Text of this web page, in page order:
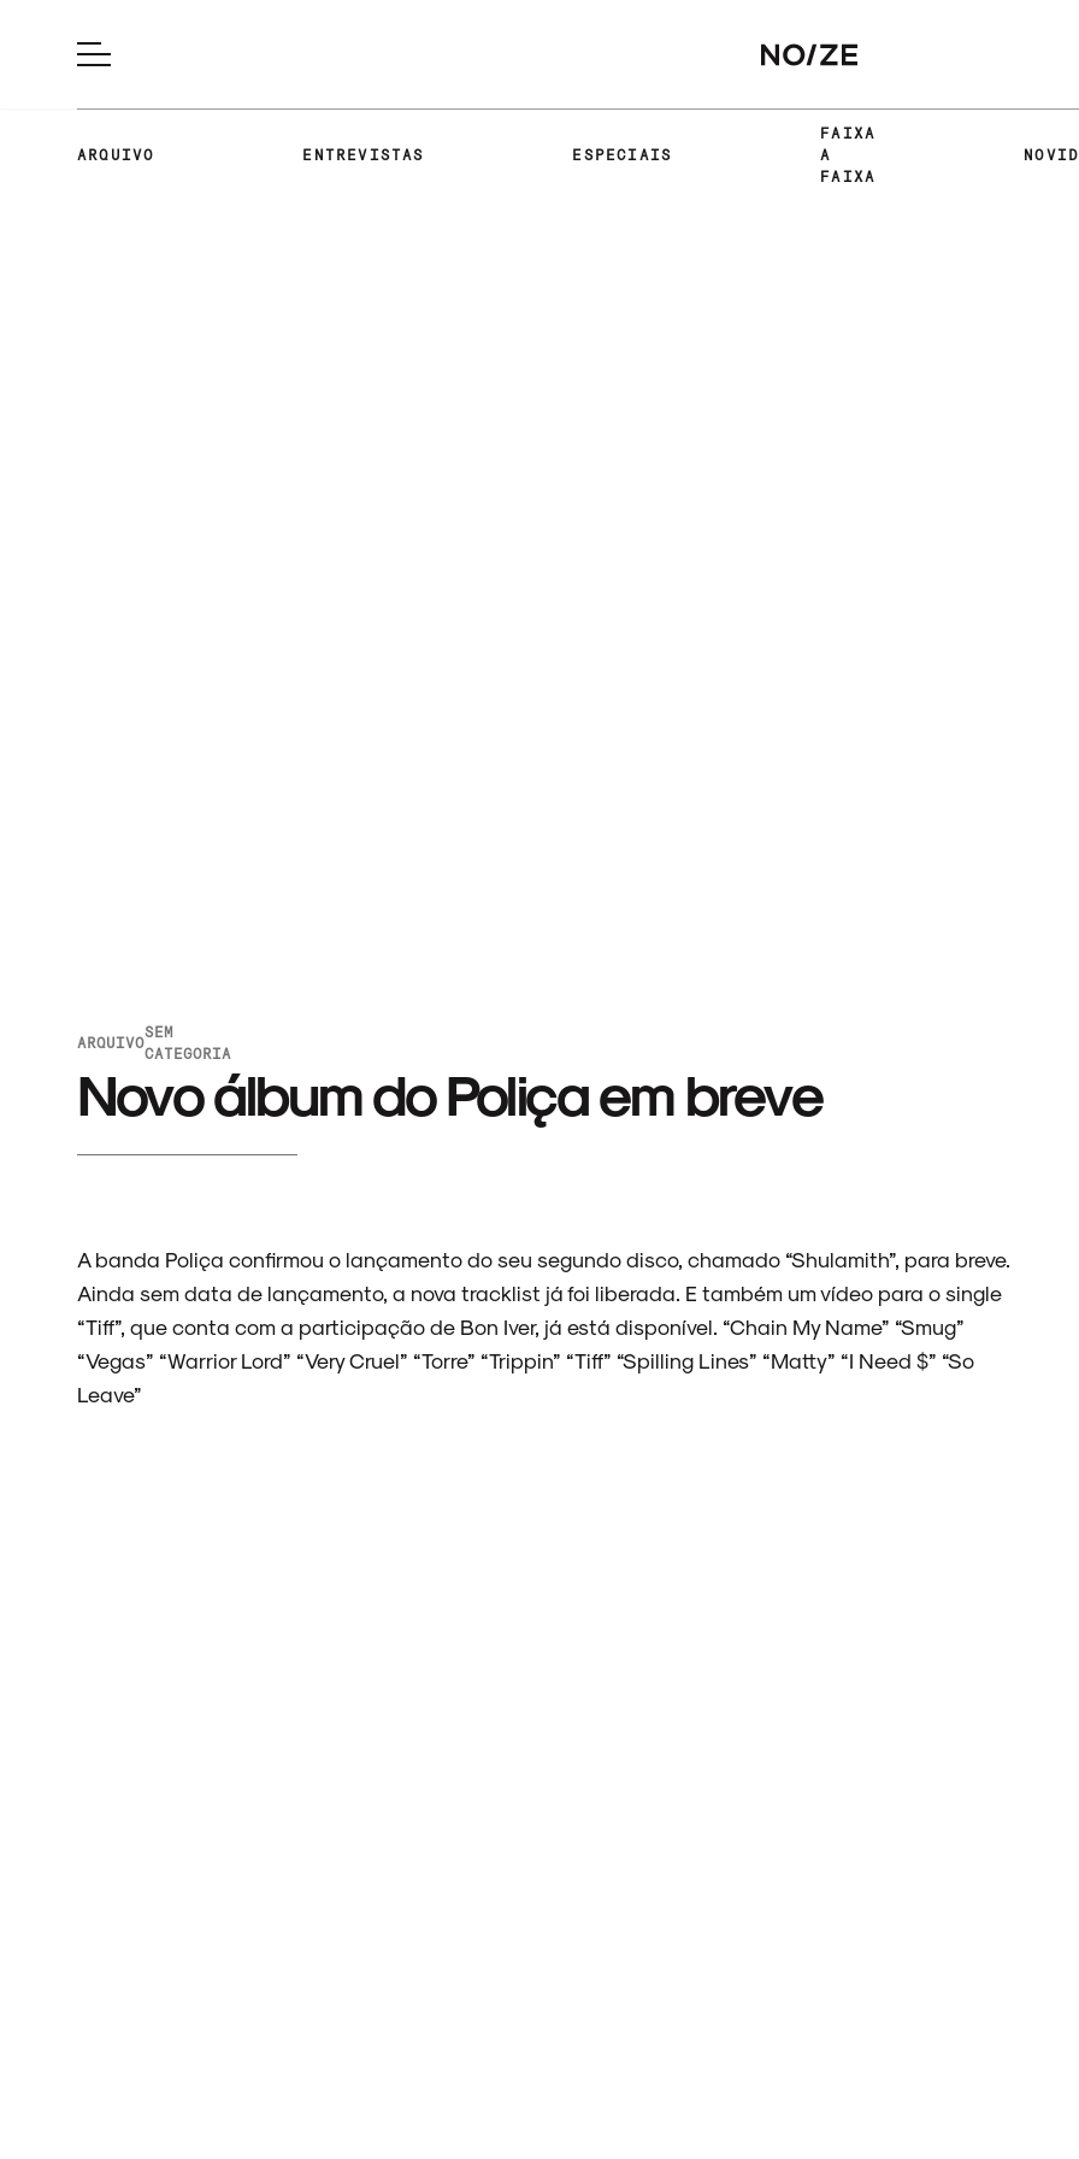
ARQUIVO ENTREVISTAS ESPECIAIS
FAIXA
A
FAIXA
ARQUIVO
SEM
CATEGORIA
Novo álbum do Poliça em breve
A banda Poliça confirmou o lançamento do seu segundo disco, chamado “Shulamith”, para breve.
Ainda sem data de lançamento, a nova tracklist já foi liberada. E também um vídeo para o single
“Tiff”, que conta com a participação de Bon Iver, já está disponível. “Chain My Name” “Smug”
“Vegas” “Warrior Lord” “Very Cruel” “Torre” “Trippin” “Tiff” “Spilling Lines” “Matty” “I Need $” “So
Leave”